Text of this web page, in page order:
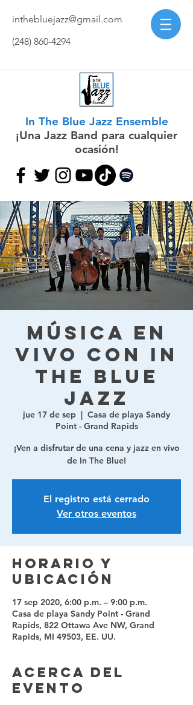
inthebluejazz@gmail.com
(248) 860-4294
In The Blue Jazz Ensemble
¡Una Jazz Band para cualquier
ocasión!
Música en
vivo con In
The Blue
Jazz
jue 17 de sep
  |
Casa de playa Sandy
Point - Grand Rapids
¡Ven a disfrutar de una cena y jazz en vivo
de In The Blue!
El registro está cerrado
Ver otros eventos
Horario y
ubicación
17 sep 2020, 6:00 p.m. – 9:00 p.m.
Casa de playa Sandy Point - Grand
Rapids, 822 Ottawa Ave NW, Grand
Rapids, MI 49503, EE. UU.
Acerca del
evento